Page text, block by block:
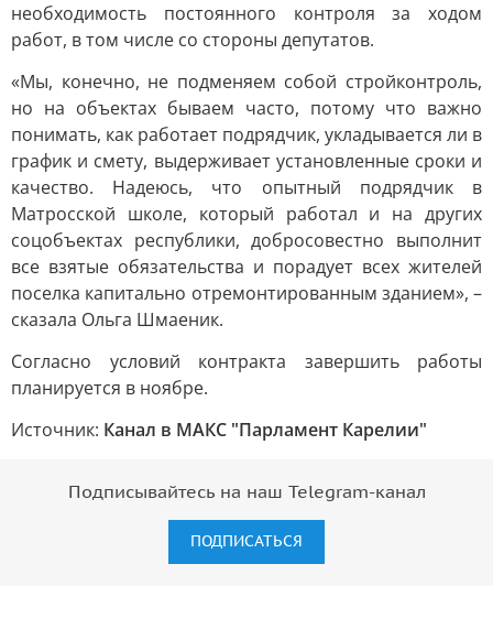
необходимость постоянного контроля за ходом
работ, в том числе со стороны депутатов.
«Мы, конечно, не подменяем собой стройконтроль,
но на объектах бываем часто, потому что важно
понимать, как работает подрядчик, укладывается ли в
график и смету, выдерживает установленные сроки и
качество. Надеюсь, что опытный подрядчик в
Матросской школе, который работал и на других
соцобъектах республики, добросовестно выполнит
все взятые обязательства и порадует всех жителей
поселка капитально отремонтированным зданием», –
сказала Ольга Шмаеник.
Согласно условий контракта завершить работы
планируется в ноябре.
Источник: Канал в МАКС "Парламент Карелии"
Подписывайтесь на наш Telegram-канал
ПОДПИСАТЬСЯ